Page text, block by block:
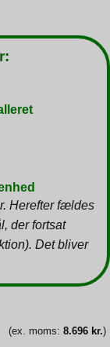
Herefter fældes
der fortsat
Det bliver
(ex. moms: 8.696 kr.)